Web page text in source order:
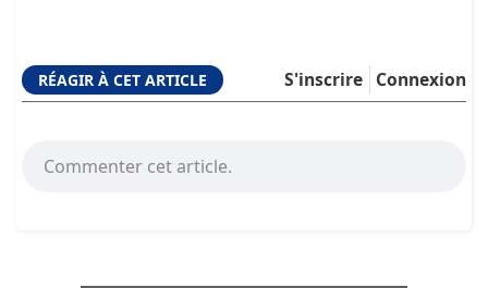
RÉAGIR À CET ARTICLE Connexion
S'inscrire
Commenter cet article.